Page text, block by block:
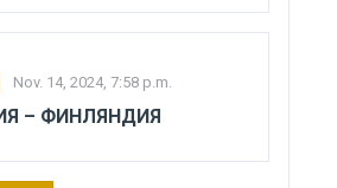
Nov. 14, 2024, 7:58 p.m.
– ФИНЛЯНДИЯ